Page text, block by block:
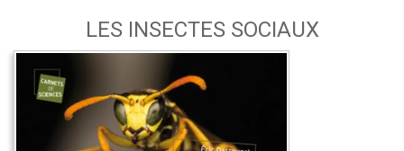
LES INSECTES SOCIAUX